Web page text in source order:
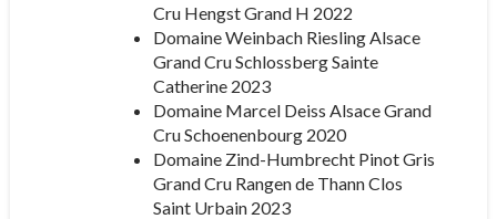
Cru Hengst Grand H 2022
Domaine Weinbach Riesling Alsace
Grand Cru Schlossberg Sainte
Catherine 2023
Domaine Marcel Deiss Alsace Grand
Cru Schoenenbourg 2020
Domaine Zind-Humbrecht Pinot Gris
Grand Cru Rangen de Thann Clos
Saint Urbain 2023